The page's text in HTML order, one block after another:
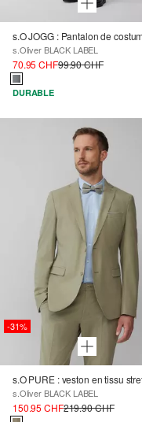
s.Oliver BLACK LABEL
70.95 CHF99.90 CHF
DURABLE
-31%
s.Oliver BLACK LABEL
150.95 CHF219.90 CHF